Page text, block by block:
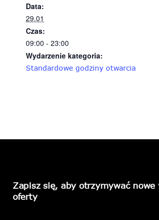
Data:
29.01
Czas:
09:00 - 23:00
Wydarzenie kategoria:
Standardowe godziny otwarcia
Zapisz się, aby otrzymywać nowe
oferty